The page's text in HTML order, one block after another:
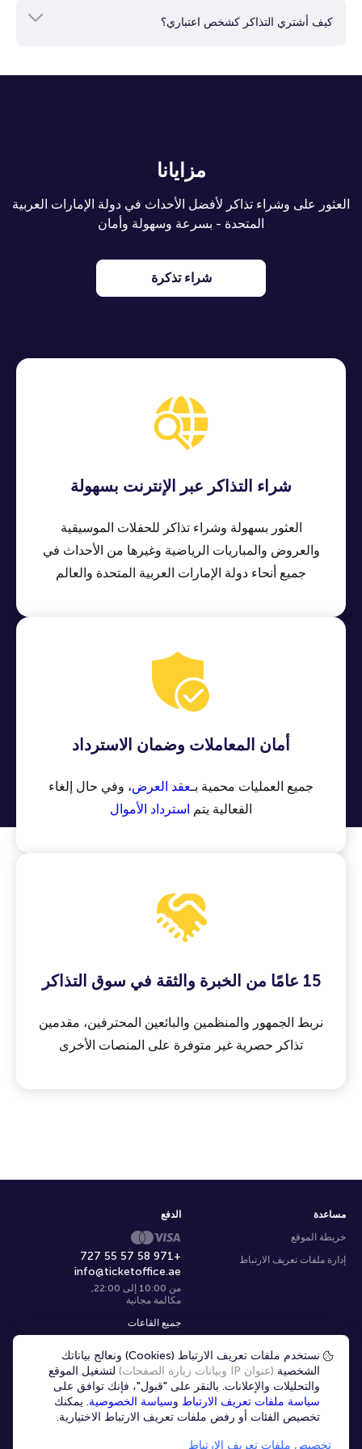
الفريقين، وقد تلعب دورًا حاسمًا في تحديد ترتيبهما في المجموعة.
كيف أشتري التذاكر كشخص اعتباري؟
مزايانا
العثور على وشراء تذاكر لأفضل الأحداث في دولة الإمارات العربية
المتحدة - بسرعة وسهولة وأمان
شراء تذكرة
شراء التذاكر عبر الإنترنت بسهولة
العثور بسهولة وشراء تذاكر للحفلات الموسيقية
والعروض والمباريات الرياضية وغيرها من الأحداث في
جميع أنحاء دولة الإمارات العربية المتحدة والعالم
أمان المعاملات وضمان الاسترداد
جميع العمليات محمية بـعقد العرض، وفي حال إلغاء
الفعالية يتم استرداد الأموال
15 عامًا من الخبرة والثقة في سوق التذاكر
نربط الجمهور والمنظمين والبائعين المحترفين، مقدمين
تذاكر حصرية غير متوفرة على المنصات الأخرى
مساعدة
خريطة الموقع
إدارة ملفات تعريف الارتباط
+971 58 57 55 727
info@ticketoffice.ae
من 10:00 إلى 22:00
,
مكالمة مجانية
جميع القاعات
الدفع
اختر المدينة |
Ar
نستخدم ملفات تعريف الارتباط (Cookies) ونعالج بياناتك
الشخصية (عنوان IP وبيانات زيارة الصفحات)
لتشغيل الموقع
والتحليلات والإعلانات. بالنقر على "قبول"، فإنك توافق على
سياسة ملفات تعريف الارتباط وسياسة الخصوصية. يمكنك
تخصيص الفئات أو رفض ملفات تعريف الارتباط الاختيارية.
تخصيص ملفات تعريف الارتباط